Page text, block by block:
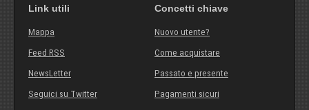
Link utili
Mappa
Feed RSS
NewsLetter
Seguici su Twitter
Concetti chiave
Nuovo utente?
Come acquistare
Passato e presente
Pagamenti sicuri